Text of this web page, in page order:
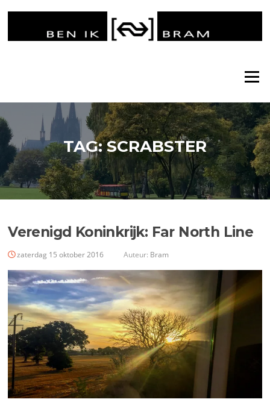
Menu
TAG:SCRABSTER
Verenigd Koninkrijk: Far North Line
zaterdag 15 oktober 2016 Auteur: Bram